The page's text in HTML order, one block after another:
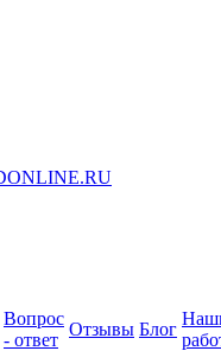
Вопрос
- ответ
Отзывы Блог